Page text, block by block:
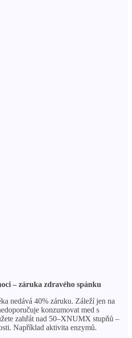
– záruka zdravého spánku
nedává 40% záruku. Záleží jen na
konzumovat med s
zahřát nad 50–XNUMX stupňů –
Například aktivita enzymů.